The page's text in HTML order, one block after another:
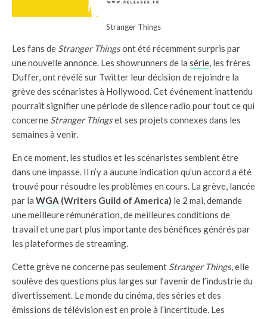
Stranger Things
Les fans de Stranger Thingsont été récemment surpris par
une nouvelle annonce. Les showrunners de la série, les frères
Duffer, ont révélé sur Twitter leur décision de rejoindre la
grève des scénaristes à Hollywood. Cet événement inattendu
pourrait signifier une période de silence radio pour tout ce qui
concerne Stranger Thingset ses projets connexes dans les
semaines à venir.
En ce moment, les studios et les scénaristes semblent être
dans une impasse. Il n’y a aucune indication qu’un accord a été
trouvé pour résoudre les problèmes en cours. La grève, lancée
par la WGA (Writers Guild of America) le 2 mai, demande
une meilleure rémunération, de meilleures conditions de
travail et une part plus importante des bénéfices générés par
les plateformes de streaming.
Cette grève ne concerne pas seulement Stranger Things, elle
soulève des questions plus larges sur l’avenir de l’industrie du
divertissement. Le monde du cinéma, des séries et des
émissions de télévision est en proie à l’incertitude. Les